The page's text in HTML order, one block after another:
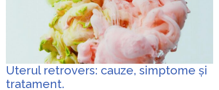
Uterul retrovers: cauze, simptome și
tratament.